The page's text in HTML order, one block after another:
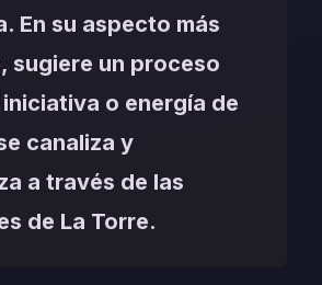
En su aspecto más
sugiere un proceso
o energía de
canaliza y
a través de las
de La Torre.